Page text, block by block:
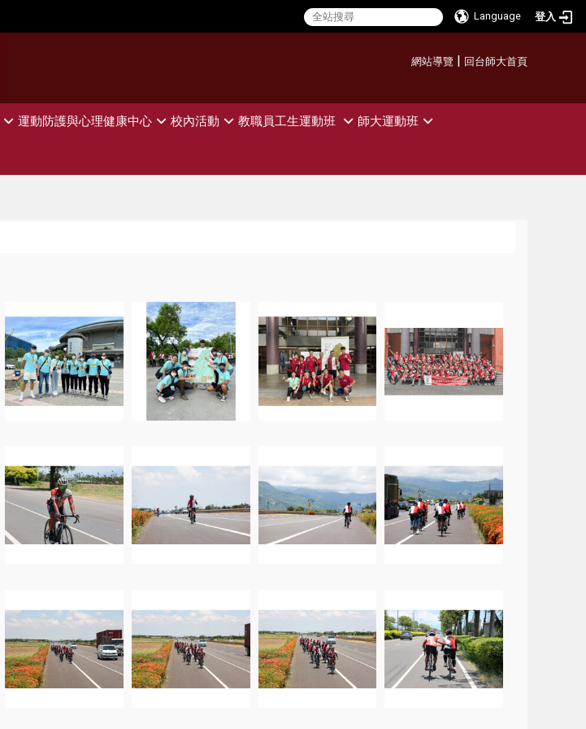
Language 登入
網站導覽 | 回台師大首頁
運動防護與心理健康中心 校內活動 教職員工生運動班 師大運動班